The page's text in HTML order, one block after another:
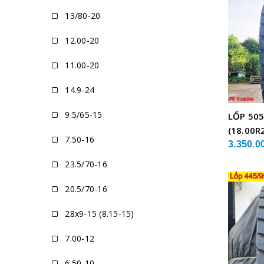
LỐP
XE CẨU
13/80-20
12.00-20
11.00-20
14.9-24
9.5/65-15
7.50-16
23.5/70-16
20.5/70-16
28x9-15 (8.15-15)
7.00-12